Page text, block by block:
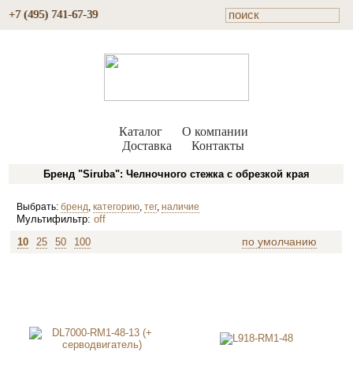
+7 (495) 741-67-39
Каталог
О компании
Доставка
Контакты
Бренд "Siruba": Челночного стежка с обрезкой края
Выбрать:бренд,категорию,тег,наличие
Мультифильтр:off
10
25 50 100 по умолчанию